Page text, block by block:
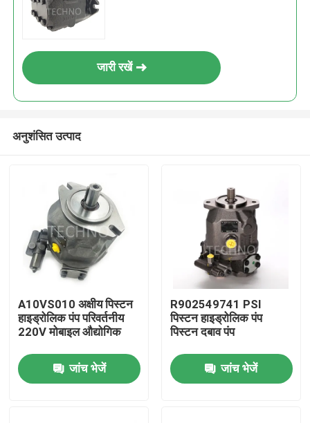
जारी रखें
अनुशंसित उत्पाद
A10VS010 अक्षीय पिस्टन
हाइड्रोलिक पंप परिवर्तनीय
220V मोबाइल औद्योगिक
जांच भेजें
R902549741 PSI
पिस्टन हाइड्रोलिक पंप
पिस्टन दबाव पंप
जांच भेजें